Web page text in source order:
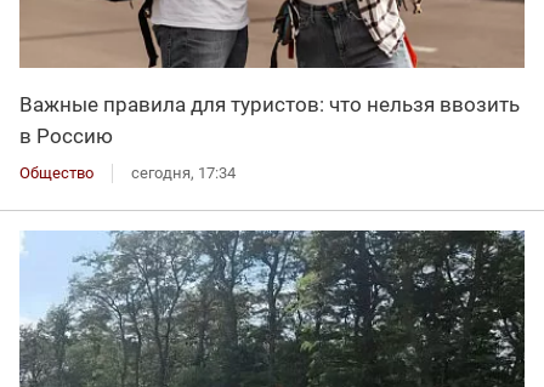
Важные правила для туристов: что нельзя ввозить
в Россию
Общество сегодня, 17:34